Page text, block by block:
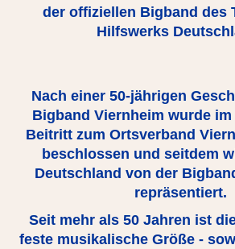
der offiziellen Bigband des
Hilfswerks
Nach einer 50-jährigen
Bigband Viernheim wurde im
Beitritt zum Ortsverband
beschlossen und seitdem
Deutschland von der
repräsentiert.
Seit mehr als 50 Jahren ist
feste musikalische Größe -